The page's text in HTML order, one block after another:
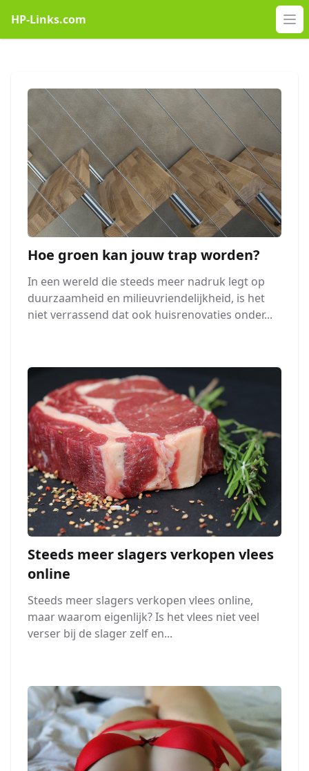
HP-Links.com
Hoe groen kan jouw trap worden?
In een wereld die steeds meer nadruk legt op
duurzaamheid en milieuvriendelijkheid, is het
niet verrassend dat ook huisrenovaties onder...
Steeds meer slagers verkopen vlees
online
Steeds meer slagers verkopen vlees online,
maar waarom eigenlijk? Is het vlees niet veel
verser bij de slager zelf en...